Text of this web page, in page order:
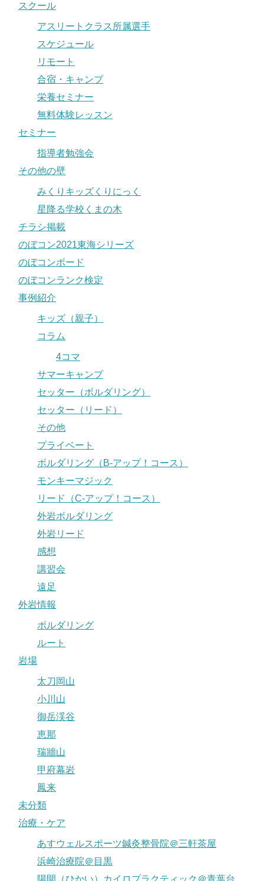
スクール
アスリートクラス所属選手
スケジュール
リモート
合宿・キャンプ
栄養セミナー
無料体験レッスン
セミナー
指導者勉強会
その他の壁
みくりキッズくりにっく
星降る学校くまの木
チラシ掲載
のぼコン2021東海シリーズ
のぼコンボード
のぼコンランク検定
事例紹介
キッズ（親子）
コラム
4コマ
サマーキャンプ
セッター（ボルダリング）
セッター（リード）
その他
プライベート
ボルダリング（B-アップ！コース）
モンキーマジック
リード（C-アップ！コース）
外岩ボルダリング
外岩リード
感想
講習会
遠足
外岩情報
ボルダリング
ルート
岩場
太刀岡山
小川山
御岳渓谷
恵那
瑞牆山
甲府幕岩
鳳来
未分類
治療・ケア
あすウェルスポーツ鍼灸整骨院＠三軒茶屋
浜崎治療院＠目黒